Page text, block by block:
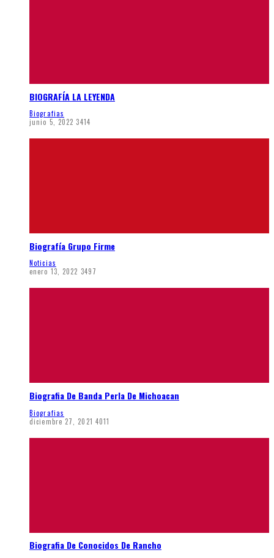
BIOGRAFÍA LA LEYENDA
Biografias
junio 5, 2022 3414
Biografía Grupo Firme
Noticias
enero 13, 2022 3497
Biografia De Banda Perla De Michoacan
Biografias
diciembre 27, 2021 4011
Biografia De Conocidos De Rancho